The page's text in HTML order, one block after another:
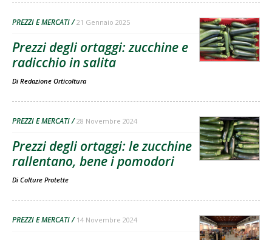
PREZZI E MERCATI 21 Gennaio 2025
Prezzi degli ortaggi: zucchine e
radicchio in salita
Di Redazione Orticoltura
PREZZI E MERCATI 28 Novembre 2024
Prezzi degli ortaggi: le zucchine
rallentano, bene i pomodori
Di Colture Protette
PREZZI E MERCATI 14 Novembre 2024